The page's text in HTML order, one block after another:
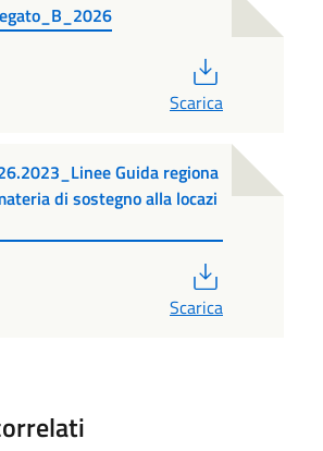
Scarica
Guida regiona
di sostegno alla locazi
Scarica